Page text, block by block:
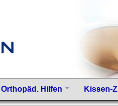
Orthopäd. Hilfen Kissen-